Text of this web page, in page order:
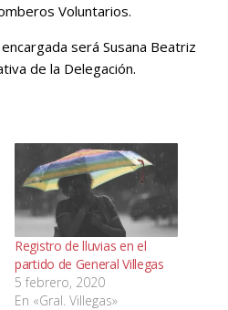
Voluntarios.
será Susana Beatriz
de la Delegación.
Registro de lluvias en el
partido de General Villegas
5 febrero, 2020
En «Gral. Villegas»